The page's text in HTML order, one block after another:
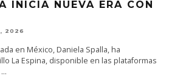
INICIA NUEVA ERA CON
2026
en México, Daniela Spalla, ha
La Espina, disponible en las plataformas
...